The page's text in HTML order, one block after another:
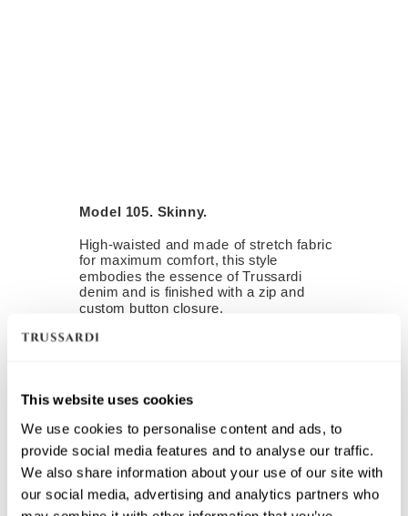
This website uses cookies
We use cookies to personalise content and ads, to
provide social media features and to analyse our traffic.
We also share information about your use of our site with
our social media, advertising and analytics partners who
Model 105. Skinny.
High-waisted and made of stretch fabric
for maximum comfort, this style
embodies the essence of Trussardi
denim and is finished with a zip and
custom button closure.